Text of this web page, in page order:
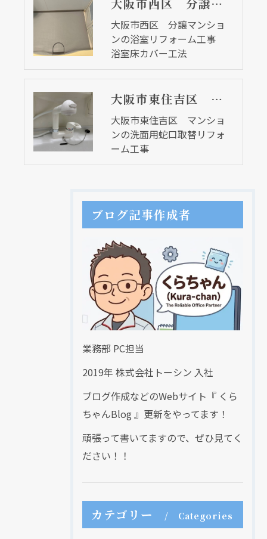
大阪市西区 分譲マンショ
ンの浴室リフォーム工事
浴室床カバー工法
大阪市東住吉区 マンションの洗面用蛇口取替リフォーム工事
大阪市東住吉区 マンショ
ンの洗面用蛇口取替リフォ
ーム工事
ブログ記事作成者
業務部 PC担当
2019年 株式会社トーシン 入社
ブログ作成などのWebサイト『 くら
ちゃんBlog 』更新をやってます！
頑張って書いてますので、ぜひ見てく
ださい！！
カテゴリー Categories